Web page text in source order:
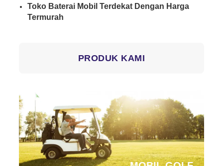
Toko Baterai Mobil Terdekat Dengan Harga
Termurah
PRODUK KAMI